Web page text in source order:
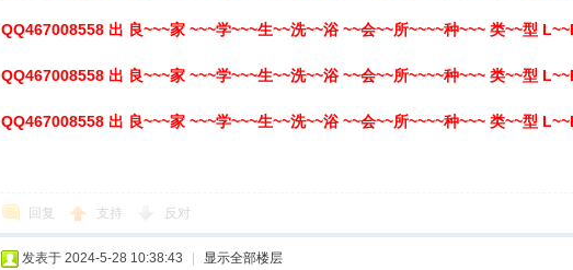
QQ467008558 出 良~~~家 ~~~学~~~生~~洗~~浴 ~~会~~所~~~~种~~~ 类~~型
QQ467008558 出 良~~~家 ~~~学~~~生~~洗~~浴 ~~会~~所~~~~种~~~ 类~~型
QQ467008558 出 良~~~家 ~~~学~~~生~~洗~~浴 ~~会~~所~~~~种~~~ 类~~型
回复 支持 反对
发表于 2024-5-28 10:38:43 显示全部楼层